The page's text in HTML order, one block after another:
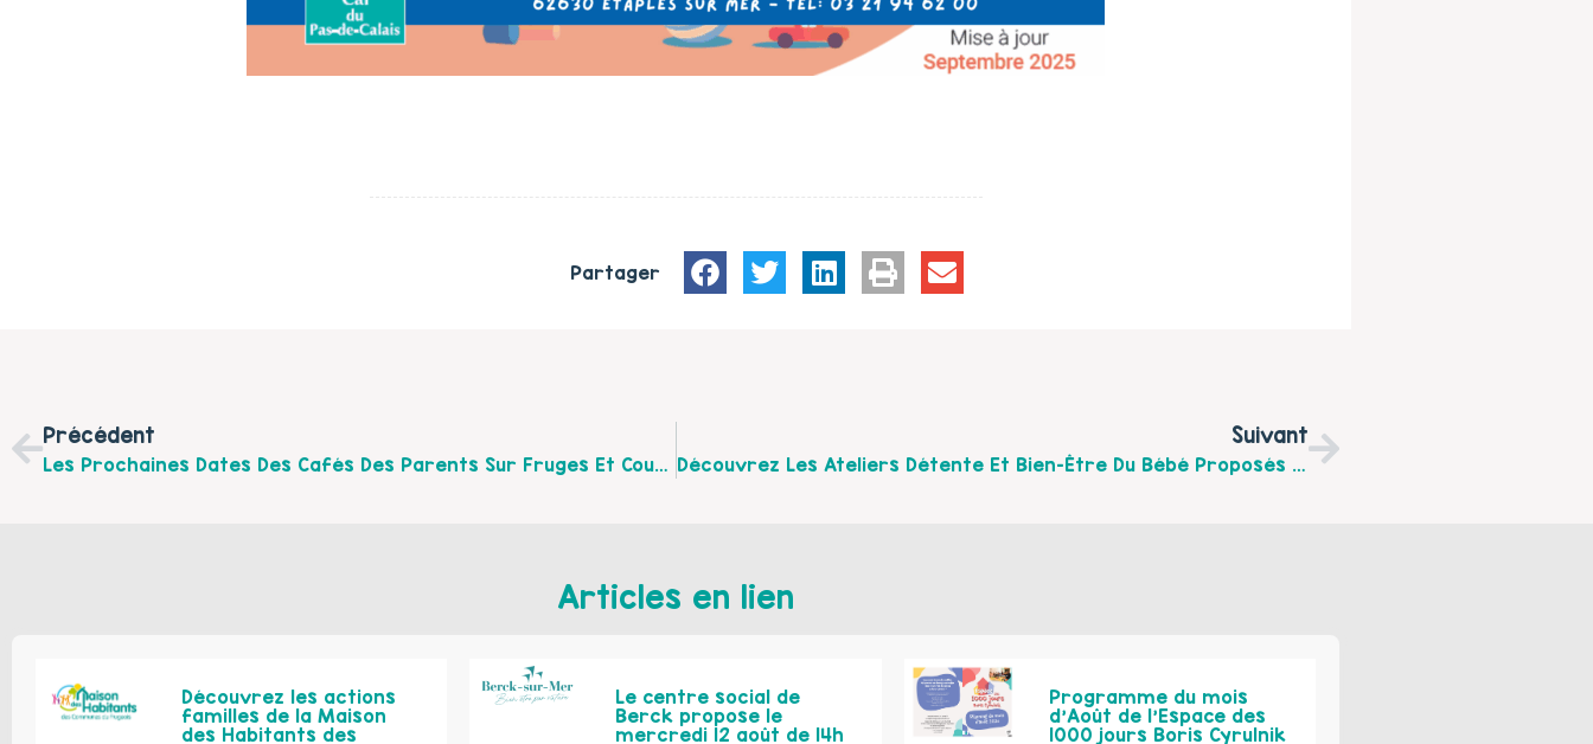
Partager
Précédent
Les Prochaines Dates Des Cafés Des Parents Sur Fruges Et Coupelle-Neuve En Septembre 2025
Suivant
Découvrez Les Ateliers Détente Et Bien-Être Du Bébé Proposés Par La Communauté De Communes Du Haut Pays Du Montreuil De Septembre À Décembre 2025
Articles en lien
Découvrez les actions
familles de la Maison
des Habitants des
Le centre social de
Berck propose le
mercredi 12 août de 14h
Programme du mois
d’Août de l’Espace des
1000 jours Boris Cyrulnik